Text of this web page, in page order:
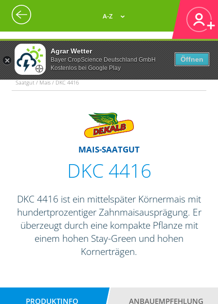
Agrar Wetter
Bayer CropScience Deutschland GmbH
Kostenlos bei Google Play
Öffnen
A-Z
Saatgut / Mais / DKC 4416
MAIS-SAATGUT
DKC 4416
DKC 4416 ist ein mittelspäter Körnermais mit
hundertprozentiger Zahnmaisausprägung. Er
überzeugt durch eine kompakte Pflanze mit
einem hohen Stay-Green und hohen
Kornerträgen.
PRODUKTINFO ANBAUEMPFEHLUNG